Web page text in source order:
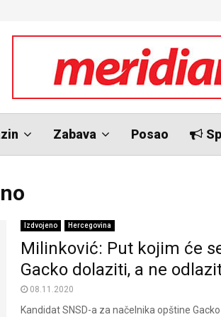
Zabava Posao
Izdvojeno Hercegovina
Milinković: Put kojim će
Gacko dolaziti, a ne
08.11.2020
Kandidat SNSD-a za načelnika opštine